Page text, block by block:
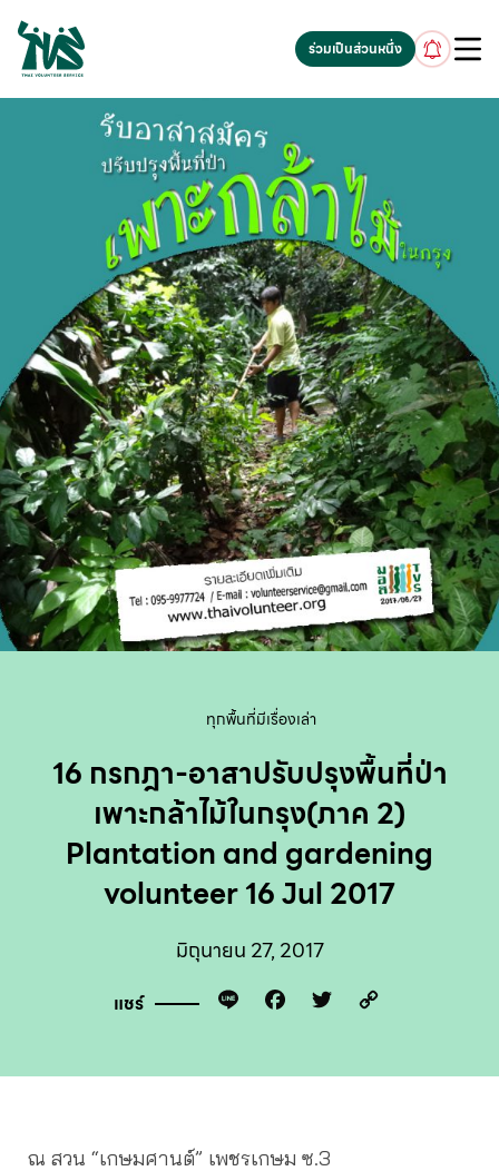
gv-5iuoxpem74qfjw.dv.googlehosted.com
ร่วมเป็นส่วนหนึ่ง
ทุกพื้นที่มีเรื่องเล่า
16 กรกฎา-อาสาปรับปรุงพื้นที่ป่า
เพาะกล้าไม้ในกรุง(ภาค 2)
Plantation and gardening
volunteer 16 Jul 2017
มิถุนายน 27, 2017
แชร์ Line Facebook
Twitter
ณ สวน “เกษมศานต์” เพชรเกษม ซ.3